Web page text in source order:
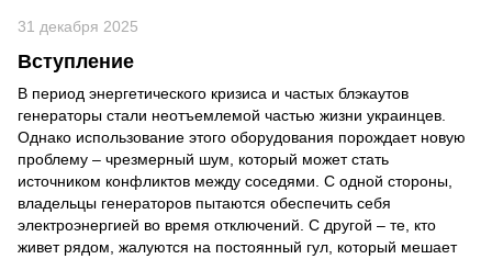
31 декабря 2025
Вступление
В период энергетического кризиса и частых блэкаутов
генераторы стали неотъемлемой частью жизни украинцев.
Однако использование этого оборудования порождает новую
проблему – чрезмерный шум, который может стать
источником конфликтов между соседями. С одной стороны,
владельцы генераторов пытаются обеспечить себя
электроэнергией во время отключений. С другой – те, кто
живет рядом, жалуются на постоянный гул, который мешает